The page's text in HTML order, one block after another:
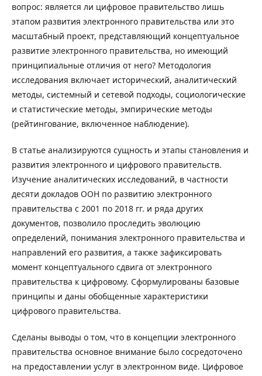
вопрос: является ли цифровое правительство лишь
этапом развития электронного правительства или это
масштабный проект, представляющий концептуальное
развитие электронного правительства, но имеющий
принципиальные отличия от него? Методология
исследования включает исторический, аналитический
методы, системный и сетевой подходы, социологические
и статистические методы, эмпирические методы
(рейтингование, включенное наблюдение).
В статье анализируются сущность и этапы становления и
развития электронного и цифрового правительств.
Изучение аналитических исследований, в частности
десяти докладов ООН по развитию электронного
правительства с 2001 по 2018 гг. и ряда других
документов, позволило проследить эволюцию
определений, понимания электронного правительства и
направлений его развития, а также зафиксировать
момент концептуального сдвига от электронного
правительства к цифровому. Сформулированы базовые
принципы и даны обобщенные характеристики
цифрового правительства.
Сделаны выводы о том, что в концепции электронного
правительства основное внимание было сосредоточено
на предоставлении услуг в электронном виде. Цифровое